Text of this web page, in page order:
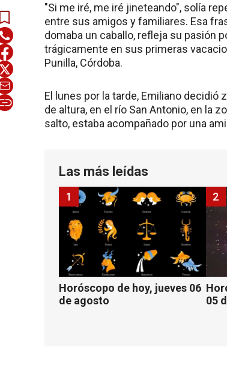
"Si me iré, me iré jineteando", solía
entre sus amigos y familiares. Esa
domaba un caballo, refleja su pasión
trágicamente en sus primeras
Punilla, Córdoba.
El lunes por la tarde, Emiliano
de altura, en el río San Antonio, en la
salto, estaba acompañado por una
Las más leídas
Horóscopo de hoy, jueves 06
de agosto
1
05
2